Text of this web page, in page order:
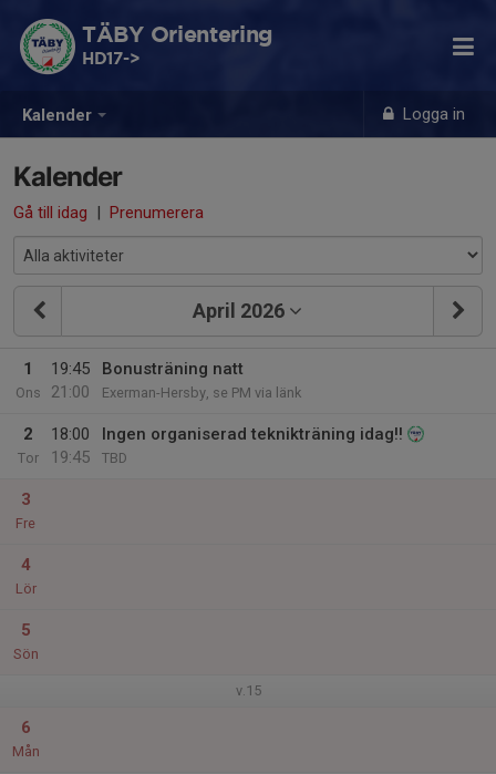
Kalender Logga in
TÄBY Orientering
HD17->
Kalender
Gå till idag | Prenumerera
April 2026
1
Ons
19:45
21:00
Bonusträning natt
Exerman-Hersby, se PM via länk
2
Tor
18:00
19:45
Ingen organiserad teknikträning idag!!
TBD
3
Fre
4
Lör
5
Sön
v.15
6
Mån